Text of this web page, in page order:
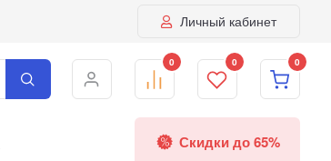
Личный кабинет
0 0 0
Скидки до 65%